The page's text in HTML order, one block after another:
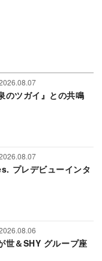
のツガイ』との共鳴
プレデビューインタ
世＆SHY グループ座